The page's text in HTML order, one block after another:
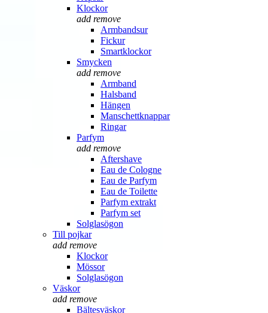
Klockor
add remove
Armbandsur
Fickur
Smartklockor
Smycken
add remove
Armband
Halsband
Hängen
Manschettknappar
Ringar
Parfym
add remove
Aftershave
Eau de Cologne
Eau de Parfym
Eau de Toilette
Parfym extrakt
Parfym set
Solglasögon
Till pojkar
add remove
Klockor
Mössor
Solglasögon
Väskor
add remove
Bältesväskor